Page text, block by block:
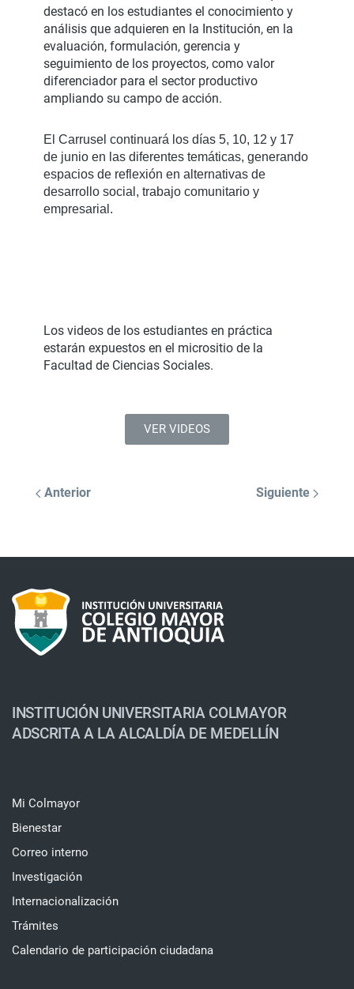
destacó en los estudiantes el conocimiento y
análisis que adquieren en la Institución, en la
evaluación, formulación, gerencia y
seguimiento de los proyectos, como valor
diferenciador para el sector productivo
ampliando su campo de acción.
El Carrusel continuará los días 5, 10, 12 y 17
de junio en las diferentes temáticas, generando
espacios de reflexión en alternativas de
desarrollo social, trabajo comunitario y
empresarial.
Los videos de los estudiantes en práctica
estarán expuestos en el micrositio de la
Facultad de Ciencias Sociales.
VER VIDEOS
Anterior Siguiente
INSTITUCIÓN UNIVERSITARIA COLMAYOR
ADSCRITA A LA ALCALDÍA DE MEDELLÍN
Mi Colmayor
Bienestar
Correo interno
Investigación
Internacionalización
Trámites
Calendario de participación ciudadana